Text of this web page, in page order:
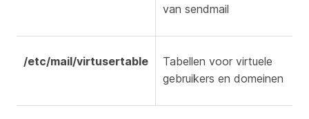
van sendmail
/etc/mail/virtusertable
Tabellen voor virtuele
gebruikers en domeinen